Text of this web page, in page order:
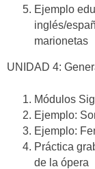
Ejemplo
inglés/
marionetas
UNIDAD 4:
Módulos
Ejemplo:
Ejemplo:
Práctica
de la ópera